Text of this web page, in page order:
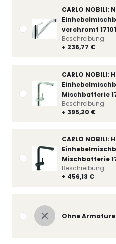
CARLO NOBILI:
verchromt 17101
+ 236,77 €
Beschreibung
CARLO NOBILI:
Mischbatterie
+ 395,20 €
Beschreibung
CARLO NOBILI:
Mischbatterie
+ 456,13 €
Beschreibung
Ohne Armature